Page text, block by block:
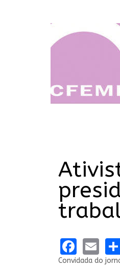
Convidada do